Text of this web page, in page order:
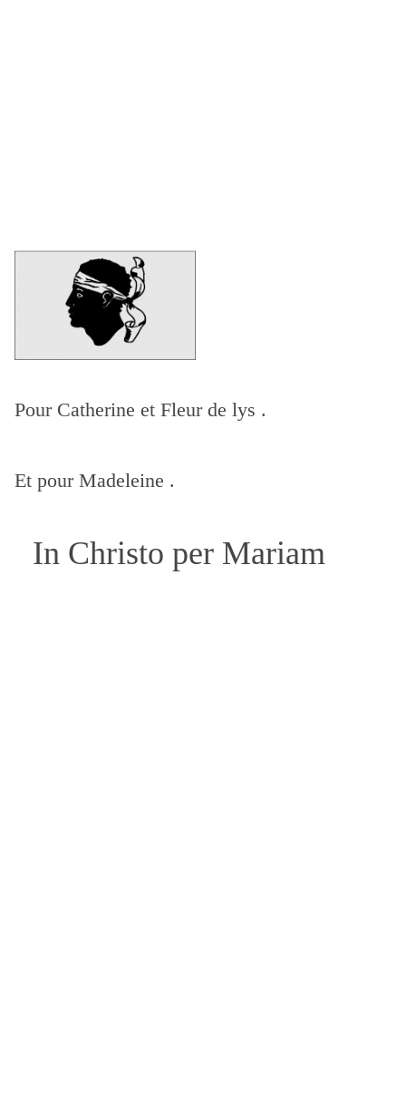
Pour Catherine et Fleur de lys .
Et pour Madeleine .
In Christo per Mariam